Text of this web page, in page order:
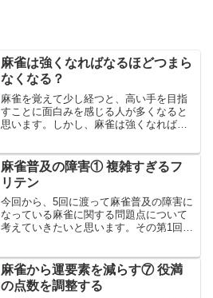
麻雀は強くなればなるほどつまら
なくなる？
麻雀を覚えて少し経つと、高い手を目指
すことに面白みを感じる人が多くなると
思います。しかし、麻雀は強くなればな
技術に面白さを見出すことも可能で、実
際に野球やサッカーも投手...
麻雀普及の障害① 複雑すぎるフ
リテン
今回から、5回に渡って麻雀普及の障害に
なっている麻雀に関する問題点について
考えていきたいと思います。その第1回目
フリテンの事例を解説します。状況は、
オーラスの西家で東が...
麻雀から運要素を減らす⑦ 役満
の点数を調整する